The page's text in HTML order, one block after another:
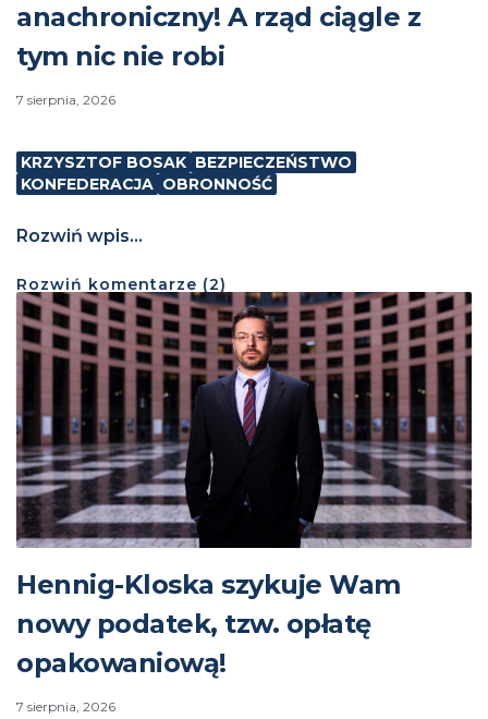
anachroniczny! A rząd ciągle z
tym nic nie robi
7 sierpnia, 2026
KRZYSZTOF BOSAK BEZPIECZEŃSTWO
KONFEDERACJA OBRONNOŚĆ
Rozwiń wpis...
Rozwiń komentarze (2)
Hennig-Kloska szykuje Wam
nowy podatek, tzw. opłatę
opakowaniową!
7 sierpnia, 2026